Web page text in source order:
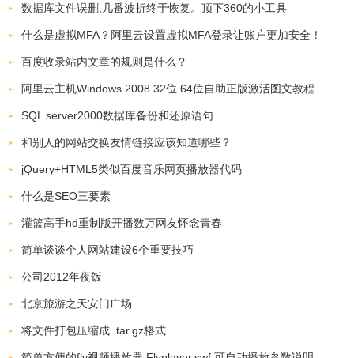
数据库文件误删,几番波折终于恢复。顶下360的小工具
什么是虚拟MFA？阿里云设置虚拟MFA登录让账户更加安全！
百度收录站内文章的规则是什么？
阿里云主机Windows 2008 32位 64位自助正版激活图文教程
SQL server2000数据库备份和还原语句
和别人的网站交换友情链接应该知道哪些？
jQuery+HTML5类似百度音乐网页播放器代码
什么是SEO三要素
灌篮高手hd重制版开播数万网友怀念青春
简单谈谈个人网站建设6个重要技巧
公司2012年夜饭
北京旅游之天安门广场
将文件打包压缩成 .tar.gz格式